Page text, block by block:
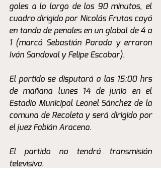
goles a lo largo de los 90 minutos, el
cuadro dirigido por Nicolás Frutos cayó
en tanda de penales en un global de 4 a
1 (marcó Sebastián Parada y erraron
Iván Sandoval y Felipe Escobar).
El partido se disputará a las 15:00 hrs
de mañana lunes 14 de junio en el
Estadio Municipal Leonel Sánchez de la
comuna de Recoleta y será dirigido por
el juez Fabián Aracena.
El partido no tendrá transmisión
televisiva.